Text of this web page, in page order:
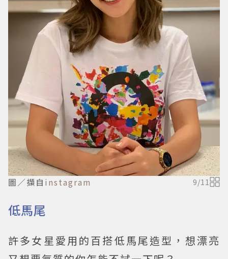
圖／擷自 instagram 9/11
低馬尾
許多女星愛用的百搭低馬尾造型，想漂亮